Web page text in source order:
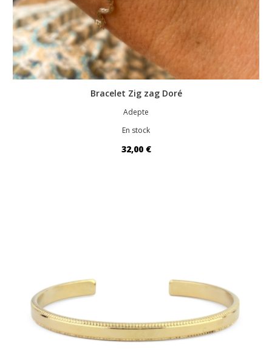
Bracelet Zig zag Doré
Adepte
En stock
32,00 €